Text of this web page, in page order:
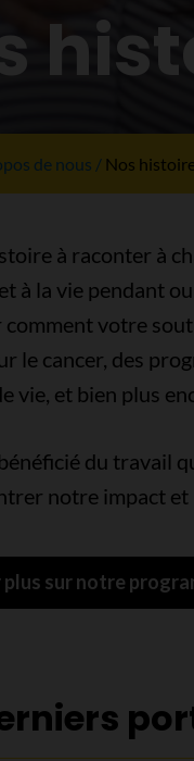
de nous Nos
à raconter à
à la vie pendant
comment votre
le cancer, des
vie, et bien plus
du travail
notre impact
plus sur notre